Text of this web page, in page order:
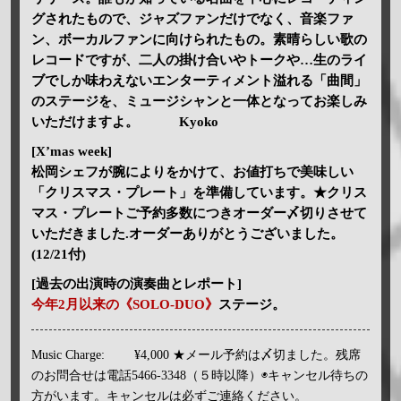
グされたもので、ジャズファンだけでなく、音楽ファ
ン、ボーカルファンに向けられたもの。素晴らしい歌の
レコードですが、二人の掛け合いやトークや…生のライ
ブでしか味わえないエンターティメント溢れる「曲間」
のステージを、ミュージシャンと一体となってお楽しみ
いただけますよ。 Kyoko
[X’mas week]
松岡シェフが腕によりをかけて、お値打ちで美味しい
「クリスマス・プレート」を準備しています。★クリス
マス・プレートご予約多数につきオーダー〆切りさせて
いただきました.オーダーありがとうございました。
(12/21付)
[過去の出演時の演奏曲とレポート]
今年2月以来の《SOLO-DUO》 ステージ。
Music Charge:
¥4,000 ★メール予約は〆切ました。残席
のお問合せは電話5466-3348（５時以降）◉キャンセル待ちの
方がいます。キャンセルは必ずご連絡ください。